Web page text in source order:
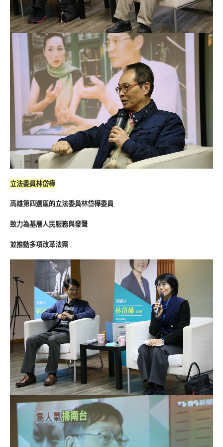
立法委員林岱樺
高雄第四選區的立法委員林岱樺委員
致力為基層人民服務與發聲
並推動多項改革法案